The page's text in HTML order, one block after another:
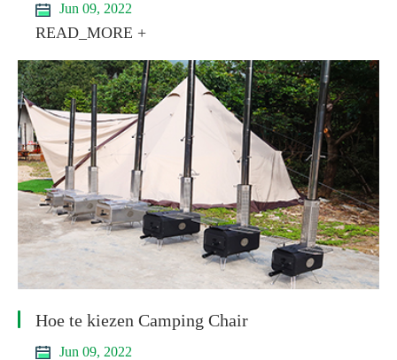
Jun 09, 2022
READ_MORE +
Hoe te kiezen Camping Chair
Jun 09, 2022